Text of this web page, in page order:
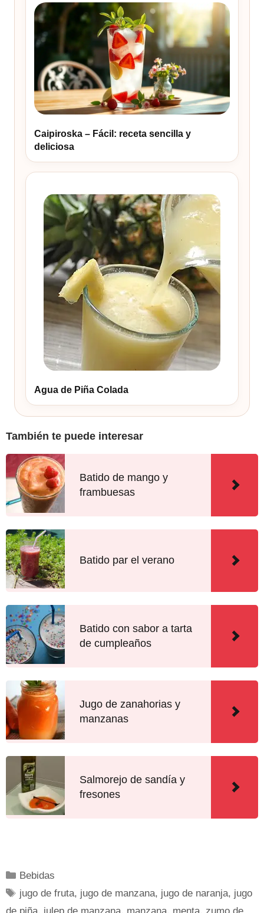
Caipiroska – Fácil: receta sencilla y
deliciosa
Agua de Piña Colada
También te puede interesar
Batido de mango y
frambuesas
Batido par el verano
Batido con sabor a tarta
de cumpleaños
Jugo de zanahorias y
manzanas
Salmorejo de sandía y
fresones
Bebidas
jugo de fruta, jugo de manzana, jugo de naranja, jugo
de piña, julep de manzana, manzana, menta, zumo de